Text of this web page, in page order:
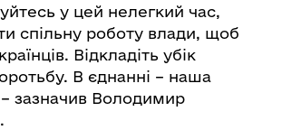
у цей нелегкий час,
спільну роботу влади, щоб
Відкладіть убік
В єднанні – наша
зазначив Володимир